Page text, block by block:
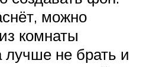
можно
комнаты
не брать и